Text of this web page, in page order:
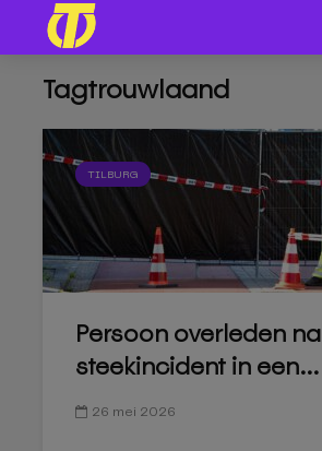
Tagtrouwlaand
TILBURG
Persoon overleden na
steekincident in een...
26 mei 2026